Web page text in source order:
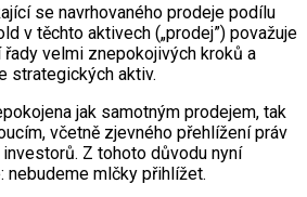
se navrhovaného prodeje podílu
v těchto aktivech („prodej”) považuje
velmi znepokojivých kroků a
strategických aktiv.
jak samotným prodejem, tak
včetně zjevného přehlížení práv
Z tohoto důvodu nyní
nebudeme mlčky přihlížet.